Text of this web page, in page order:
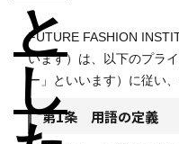
FUTURE FASHION
います）は、以下のプラ
ー」といいます）に従い
第1条 用語の定義